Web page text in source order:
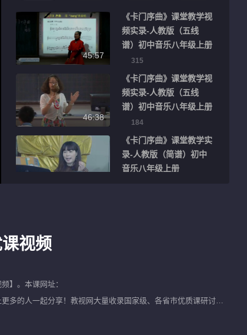
45:57
《卡门序曲》课堂教学视
频实录-人教版（五线
谱）初中音乐八年级上册
315
46:38
《卡门序曲》课堂教学视
频实录-人教版（五线
谱）初中音乐八年级上册
184
《卡门序曲》课堂教学实
录-人教版（简谱）初中
音乐八年级上册
40:07
视频
频】。本课网址：
多的人一起分享！教视网大量收录国家级、各省市优质课研讨课